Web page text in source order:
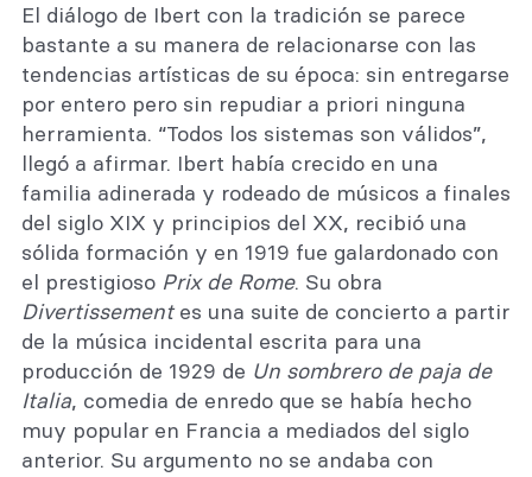
El diálogo de Ibert con la tradición se parece
bastante a su manera de relacionarse con las
tendencias artísticas de su época: sin entregarse
por entero pero sin repudiar a priori ninguna
herramienta. “Todos los sistemas son válidos”,
llegó a afirmar. Ibert había crecido en una
familia adinerada y rodeado de músicos a finales
del siglo XIX y principios del XX, recibió una
sólida formación y en 1919 fue galardonado con
el prestigioso Prix de Rome. Su obra
Divertissementes una suite de concierto a partir
de la música incidental escrita para una
producción de 1929 de Un sombrero de paja de
Italia, comedia de enredo que se había hecho
muy popular en Francia a mediados del siglo
anterior. Su argumento no se andaba con